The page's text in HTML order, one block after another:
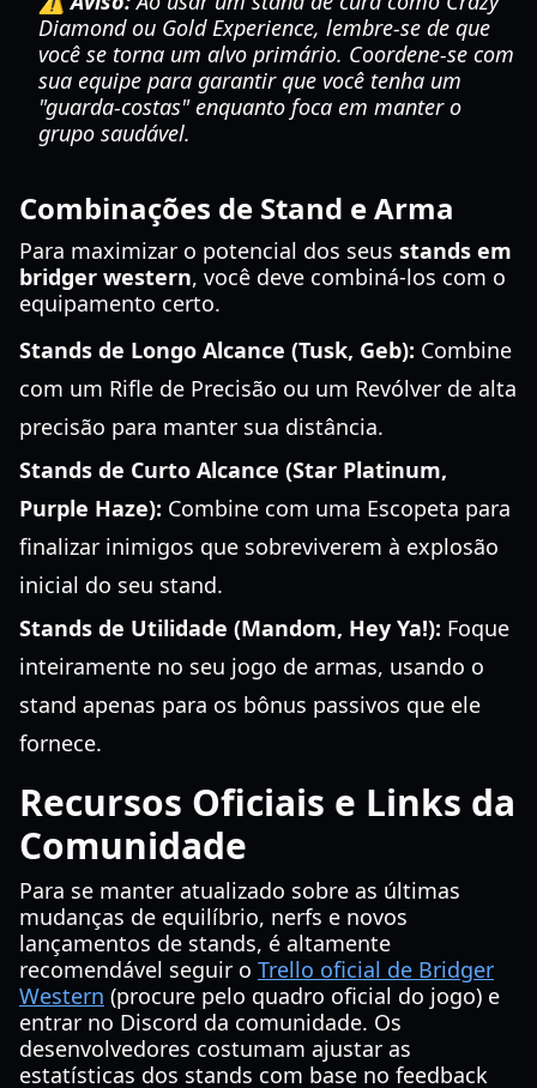
Diamond ou Gold Experience, lembre-se de que
você se torna um alvo primário. Coordene-se com
sua equipe para garantir que você tenha um
"guarda-costas" enquanto foca em manter o
grupo saudável.
Combinações de Stand e Arma
Para maximizar o potencial dos seus stands em
bridger western, você deve combiná-los com o
equipamento certo.
Stands de Longo Alcance (Tusk, Geb): Combine
com um Rifle de Precisão ou um Revólver de alta
precisão para manter sua distância.
Stands de Curto Alcance (Star Platinum,
Purple Haze): Combine com uma Escopeta para
finalizar inimigos que sobreviverem à explosão
inicial do seu stand.
Stands de Utilidade (Mandom, Hey Ya!): Foque
inteiramente no seu jogo de armas, usando o
stand apenas para os bônus passivos que ele
fornece.
Recursos Oficiais e Links da
Comunidade
Para se manter atualizado sobre as últimas
mudanças de equilíbrio, nerfs e novos
lançamentos de stands, é altamente
recomendável seguir o Trello oficial de Bridger
Western (procure pelo quadro oficial do jogo) e
entrar no Discord da comunidade. Os
desenvolvedores costumam ajustar as
estatísticas dos stands com base no feedback